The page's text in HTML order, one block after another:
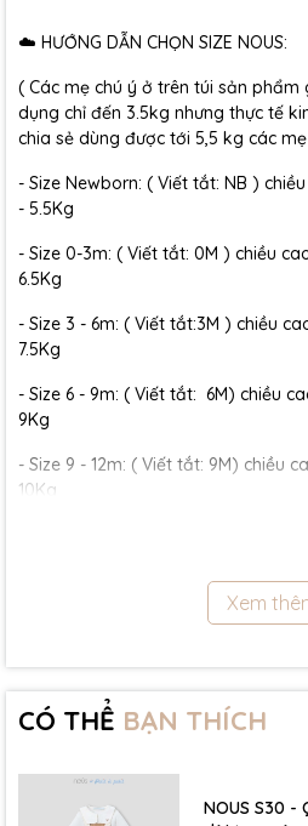
☁️ HƯỚNG DẪN CHỌN SIZE NOUS:
( Các mẹ chú ý ở trên túi sản phẩm
dụng chỉ đến 3.5kg nhưng thực tế
chia sẻ dùng được tới 5,5 kg các
- Size Newborn: ( Viết tắt: NB )
- 5.5Kg
- Size 0-3m: ( Viết tắt: 0M ) chiều
6.5Kg
- Size 3 - 6m: ( Viết tắt:3M ) chiều
7.5Kg
- Size 6 - 9m: ( Viết tắt: 6M) chiều
9Kg
- Size 9 - 12m: ( Viết tắt: 9M) chiều
10Kg
- Size 18 - 24m:( Viết tắt: 18M) chiều
15Kg
17Kg
- Size 4 - 5Y: ( Viết tắt: 4Y) chiều
Xem
CÓ THỂ BẠN THÍCH
NOUS S30